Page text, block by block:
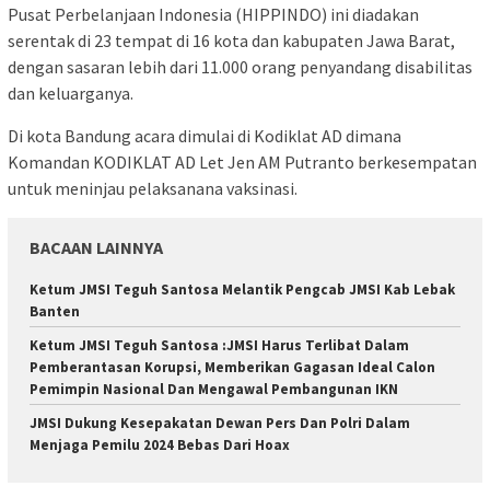
Pusat Perbelanjaan Indonesia (HIPPINDO) ini diadakan
serentak di 23 tempat di 16 kota dan kabupaten Jawa Barat,
dengan sasaran lebih dari 11.000 orang penyandang disabilitas
dan keluarganya.
Di kota Bandung acara dimulai di Kodiklat AD dimana
Komandan KODIKLAT AD Let Jen AM Putranto berkesempatan
untuk meninjau pelaksanana vaksinasi.
BACAAN LAINNYA
Ketum JMSI Teguh Santosa Melantik Pengcab JMSI Kab Lebak
Banten
Ketum JMSI Teguh Santosa :JMSI Harus Terlibat Dalam
Pemberantasan Korupsi, Memberikan Gagasan Ideal Calon
Pemimpin Nasional Dan Mengawal Pembangunan IKN
JMSI Dukung Kesepakatan Dewan Pers Dan Polri Dalam
Menjaga Pemilu 2024 Bebas Dari Hoax